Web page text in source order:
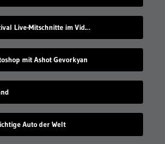
Haldern Pop Festival Live-Mitschnitte im Videostream (2008-2019)
mit Ashot Gevorkyan
Auto der Welt